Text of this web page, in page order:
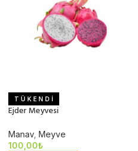
T Ü K E N D İ
Ejder Meyvesi
Manav, Meyve
100,00₺